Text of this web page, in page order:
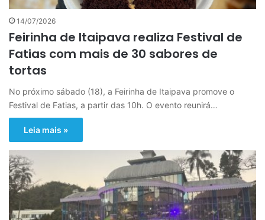
14/07/2026
Feirinha de Itaipava realiza Festival de
Fatias com mais de 30 sabores de
tortas
No próximo sábado (18), a Feirinha de Itaipava promove o
Festival de Fatias, a partir das 10h. O evento reunirá…
Leia mais »